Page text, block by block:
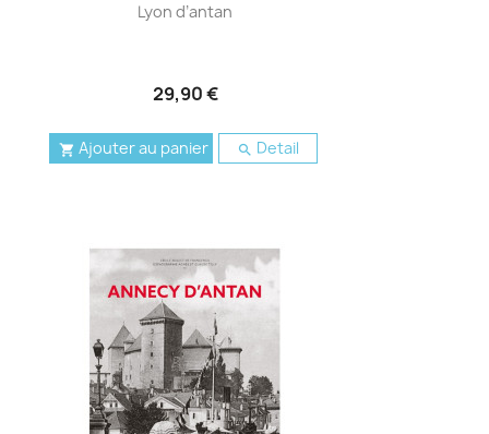
Lyon d’antan
29,90 €
 Ajouter au panier  Detail